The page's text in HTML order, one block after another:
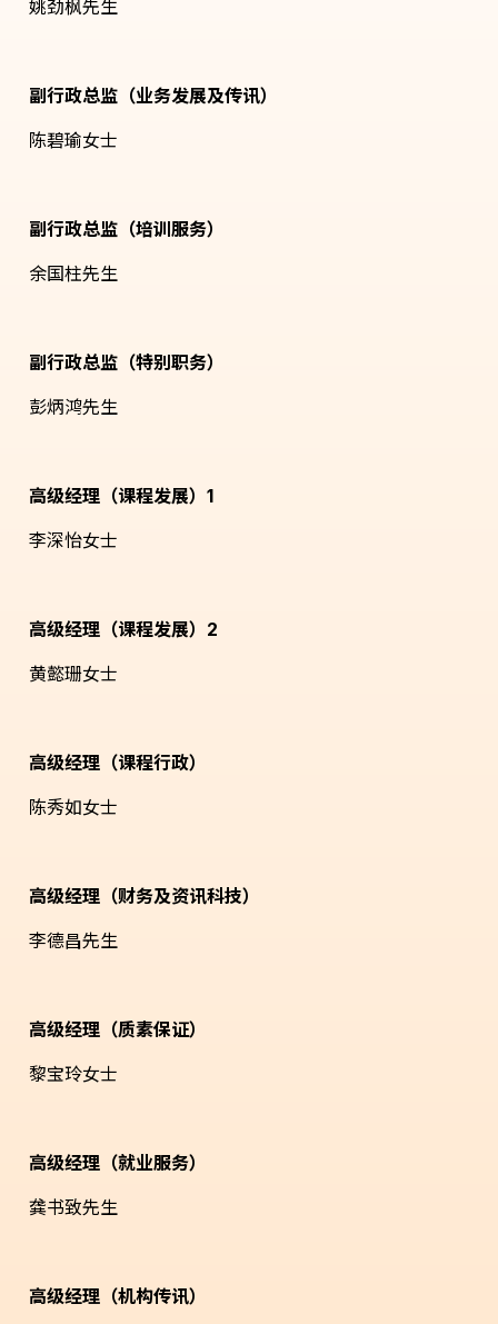
姚劲枫先生
副行政总监（业务发展及传讯）
陈碧瑜女士
副行政总监（培训服务）
余国柱先生
副行政总监（特别职务）
彭炳鸿先生
高级经理（课程发展）1
李深怡女士
高级经理（课程发展）2
黄懿珊女士
高级经理（课程行政）
陈秀如女士
高级经理（财务及资讯科技）
李德昌先生
高级经理（质素保证）
黎宝玲女士
高级经理（就业服务）
龚书致先生
高级经理（机构传讯）